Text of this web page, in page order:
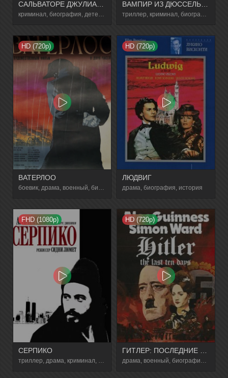
HD (720p)
ВАТЕРЛОО
HD (720p)
ЛЮДВИГ
драма, биография, история
FHD (1080p)
СЕРПИКО
триллер, драма, криминал, биография
HD (720p)
ГИТЛЕР: ПОСЛЕДНИЕ ДЕСЯТЬ ДНЕЙ
драма, военный, биография, история